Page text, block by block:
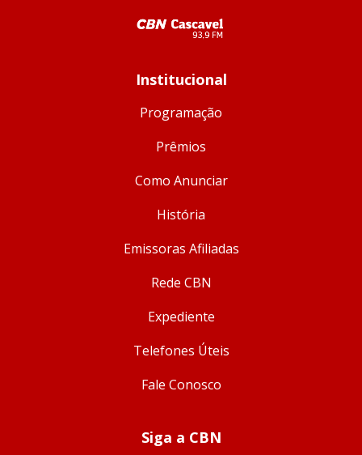
Institucional
Programação
Prêmios
Como Anunciar
História
Emissoras Afiliadas
Rede CBN
Expediente
Telefones Úteis
Fale Conosco
Siga a CBN